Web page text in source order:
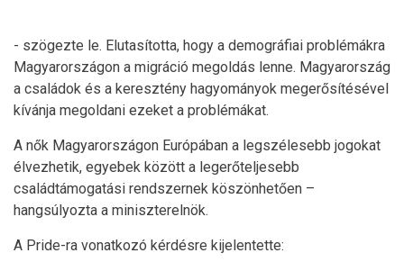
- szögezte le. Elutasította, hogy a demográfiai problémákra
Magyarországon a migráció megoldás lenne. Magyarország
a családok és a keresztény hagyományok megerősítésével
kívánja megoldani ezeket a problémákat.
A nők Magyarországon Európában a legszélesebb jogokat
élvezhetik, egyebek között a legerőteljesebb
családtámogatási rendszernek köszönhetően –
hangsúlyozta a miniszterelnök.
A Pride-ra vonatkozó kérdésre kijelentette: